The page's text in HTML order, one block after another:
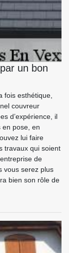
un bon
fois esthétique,
couvreur
d’expérience, il
en pose, en
lui faire
travaux qui soient
de
vous serez plus
bien son rôle de